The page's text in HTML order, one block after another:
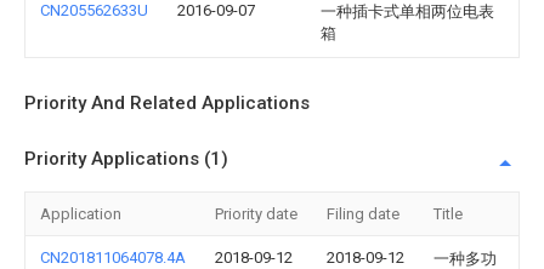
CN205562633U 2016-09-07
一种插卡式单相两位电表
箱
Priority And Related Applications
Priority Applications (1)
Application Priority date Filing date Title
CN201811064078.4A 2018-09-12 2018-09-12
一种多功